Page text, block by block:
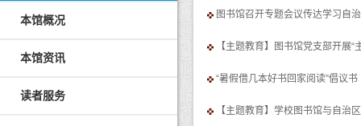
本馆概况
本馆资讯
读者服务
图书馆召开专题会议传达学习自
【主题教育】图书馆党支部开展
“暑假借几本好书回家阅读”倡议书
【主题教育】学校图书馆与自治